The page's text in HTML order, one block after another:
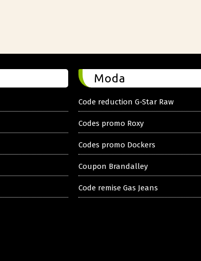
Moda
Code reduction G-Star Raw
Codes promo Roxy
Codes promo Dockers
Coupon Brandalley
Code remise Gas Jeans